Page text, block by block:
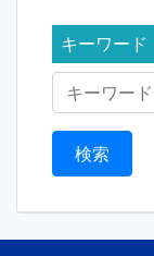
キーワード